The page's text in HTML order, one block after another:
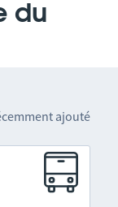
du
ajouté